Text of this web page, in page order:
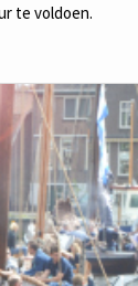
te voldoen.